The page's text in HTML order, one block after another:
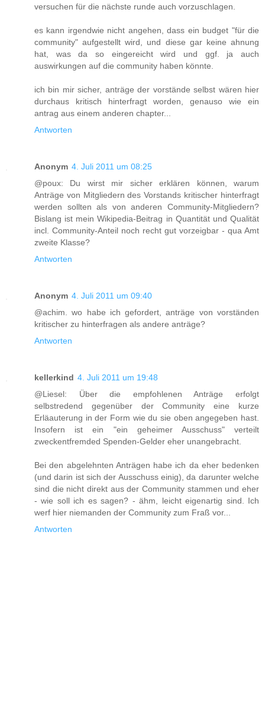
versuchen für die nächste runde auch vorzuschlagen.
es kann irgendwie nicht angehen, dass ein budget "für die
community" aufgestellt wird, und diese gar keine ahnung
hat, was da so eingereicht wird und ggf. ja auch
auswirkungen auf die community haben könnte.
ich bin mir sicher, anträge der vorstände selbst wären hier
durchaus kritisch hinterfragt worden, genauso wie ein
antrag aus einem anderen chapter...
Antworten
Anonym 4. Juli 2011 um 08:25
@poux: Du wirst mir sicher erklären können, warum
Anträge von Mitgliedern des Vorstands kritischer hinterfragt
werden sollten als von anderen Community-Mitgliedern?
Bislang ist mein Wikipedia-Beitrag in Quantität und Qualität
incl. Community-Anteil noch recht gut vorzeigbar - qua Amt
zweite Klasse?
Antworten
Anonym 4. Juli 2011 um 09:40
@achim. wo habe ich gefordert, anträge von vorständen
kritischer zu hinterfragen als andere anträge?
Antworten
kellerkind 4. Juli 2011 um 19:48
@Liesel: Über die empfohlenen Anträge erfolgt
selbstredend gegenüber der Community eine kurze
Erläauterung in der Form wie du sie oben angegeben hast.
Insofern ist ein "ein geheimer Ausschuss" verteilt
zweckentfremded Spenden-Gelder eher unangebracht.
Bei den abgelehnten Anträgen habe ich da eher bedenken
(und darin ist sich der Ausschuss einig), da darunter welche
sind die nicht direkt aus der Community stammen und eher
- wie soll ich es sagen? - ähm, leicht eigenartig sind. Ich
werf hier niemanden der Community zum Fraß vor...
Antworten